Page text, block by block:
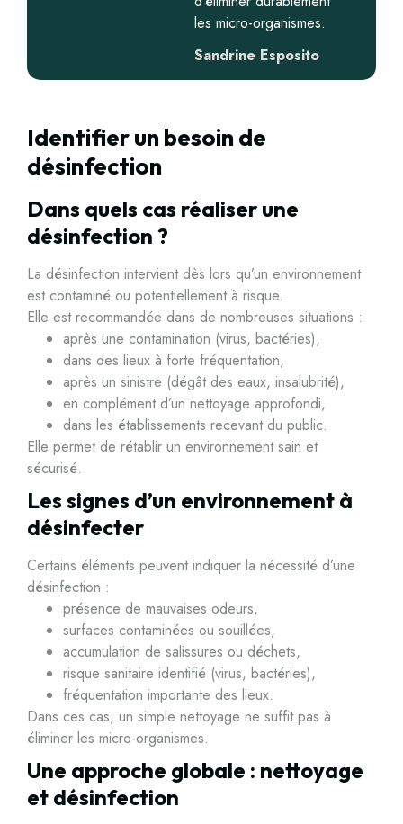
les micro-organismes.
Sandrine Esposito
Identifier un besoin de
désinfection
Dans quels cas réaliser une
désinfection ?
La désinfection intervient dès lors qu’un environnement
est contaminé ou potentiellement à risque.
Elle est recommandée dans de nombreuses situations :
après une contamination (virus, bactéries),
dans des lieux à forte fréquentation,
après un sinistre (dégât des eaux, insalubrité),
en complément d’un nettoyage approfondi,
dans les établissements recevant du public.
Elle permet de rétablir un environnement sain et
sécurisé.
Les signes d’un environnement à
désinfecter
Certains éléments peuvent indiquer la nécessité d’une
désinfection :
présence de mauvaises odeurs,
surfaces contaminées ou souillées,
accumulation de salissures ou déchets,
risque sanitaire identifié (virus, bactéries),
fréquentation importante des lieux.
Dans ces cas, un simple nettoyage ne suffit pas à
éliminer les micro-organismes.
Une approche globale : nettoyage
et désinfection